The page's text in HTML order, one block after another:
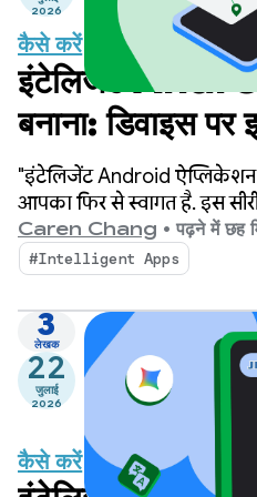
2026
कैसे करें
इंटेलिजेंट
बनाना: डिवाइस पर
"इंटेलिजेंट Android ऐप्लिकेशन
आपका फिर से स्वागत है. इस
Android ऐप्लिकेशन को आपकी
गए, इंटेलिजेंट, और एजेंटिक
पिछली पोस्ट में Jetpacker के
ऐप्लिकेशन है, जिसका इस्तेमाल
Caren Chang • पढ़ने में छह
#Intelligent Apps
3
लेखक
22
जुलाई
2026
कैसे करें